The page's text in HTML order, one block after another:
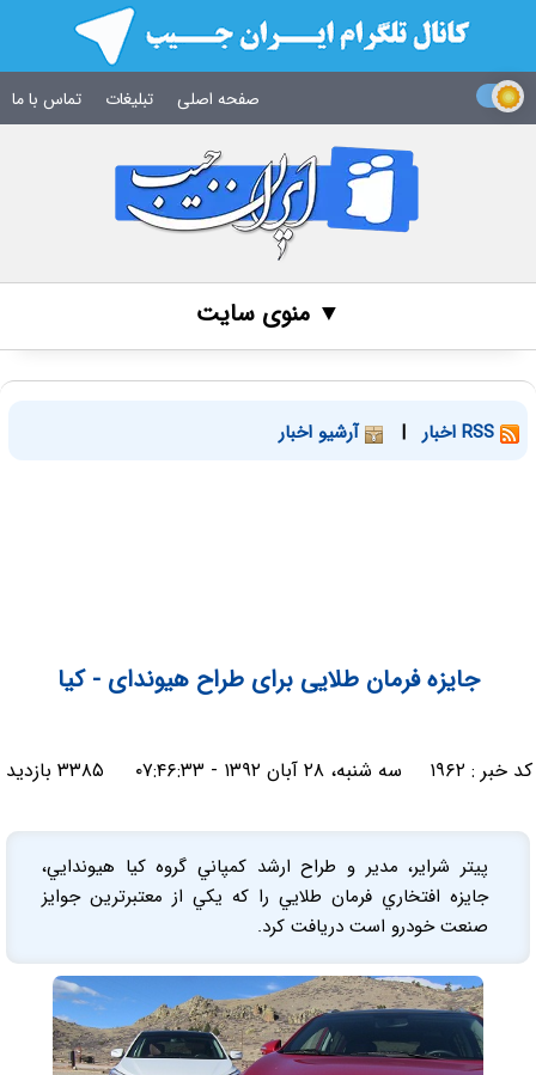
صفحه اصلی تبلیغات تماس با ما
▼ منوی سایت
| آرشیو اخبار
جایزه‌ فرمان طلایی برای طراح هیوندای - کیا
کد خبر : ۱۹۶۲ سه شنبه، ۲۸ آبان ۱۳۹۲ - ۰۷:۴۶:۳۳ ۳۳۸۵ بازدید
پيتر شراير، مدير و طراح ارشد كمپاني گروه كيا هيوندايي،
جايزه‌ افتخاري فرمان طلايي را که يكي از معتبرترين جوايز
صنعت خودرو است دريافت كرد.